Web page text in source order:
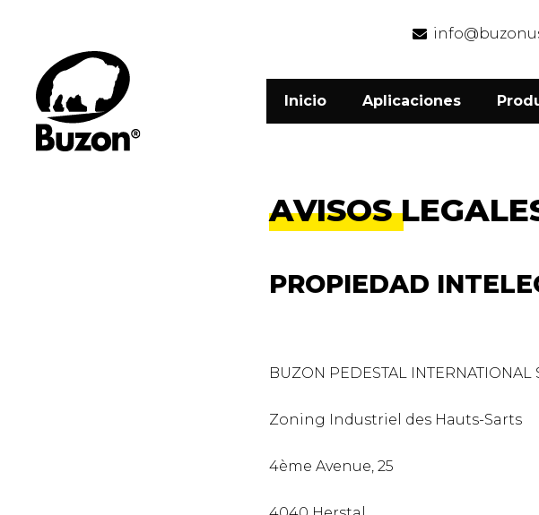
Inicio Aplicaciones
AVISOS
PROPIEDAD
BUZON PEDESTAL INTERNATIONAL
Zoning Industriel des Hauts-Sarts
4ème Avenue, 25